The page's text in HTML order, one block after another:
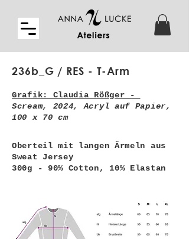
236b_G / RES - T-Arm
Grafik: Claudia Rößger -
Scream, 2024, Acryl auf Papier,
100 x 70 cm
Oberteil mit langen Ärmeln aus
Sweat Jersey
300g - 90% Cotton, 10% Elastan